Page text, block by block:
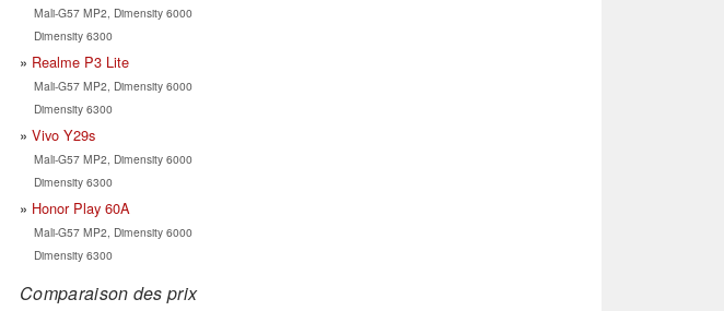
Mali-G57 MP2, Dimensity 6000
Dimensity 6300
Realme P3 Lite
Mali-G57 MP2, Dimensity 6000
Dimensity 6300
Vivo Y29s
Mali-G57 MP2, Dimensity 6000
Dimensity 6300
Honor Play 60A
Mali-G57 MP2, Dimensity 6000
Dimensity 6300
Comparaison des prix